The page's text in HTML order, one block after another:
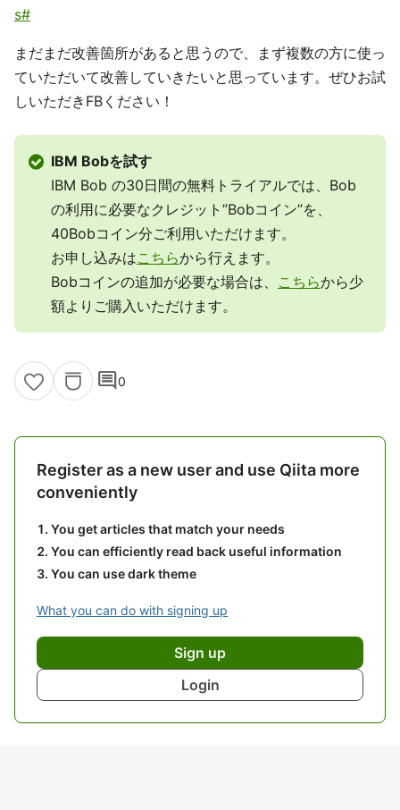
s#
まだまだ改善箇所があると思うので、まず複数の方に使っ
ていただいて改善していきたいと思っています。ぜひお試
しいただきFBください！
IBM Bobを試す
IBM Bob の30日間の無料トライアルでは、Bob
の利用に必要なクレジット”Bobコイン”を、
40Bobコイン分ご利用いただけます。
お申し込みはこちらから行えます。
Bobコインの追加が必要な場合は、 こちらから少
額よりご購入いただけます。
comment0
Register as a new user and use Qiita more
conveniently
You get articles that match your needs
You can efficiently read back useful information
You can use dark theme
What you can do with signing up
Sign up
Login